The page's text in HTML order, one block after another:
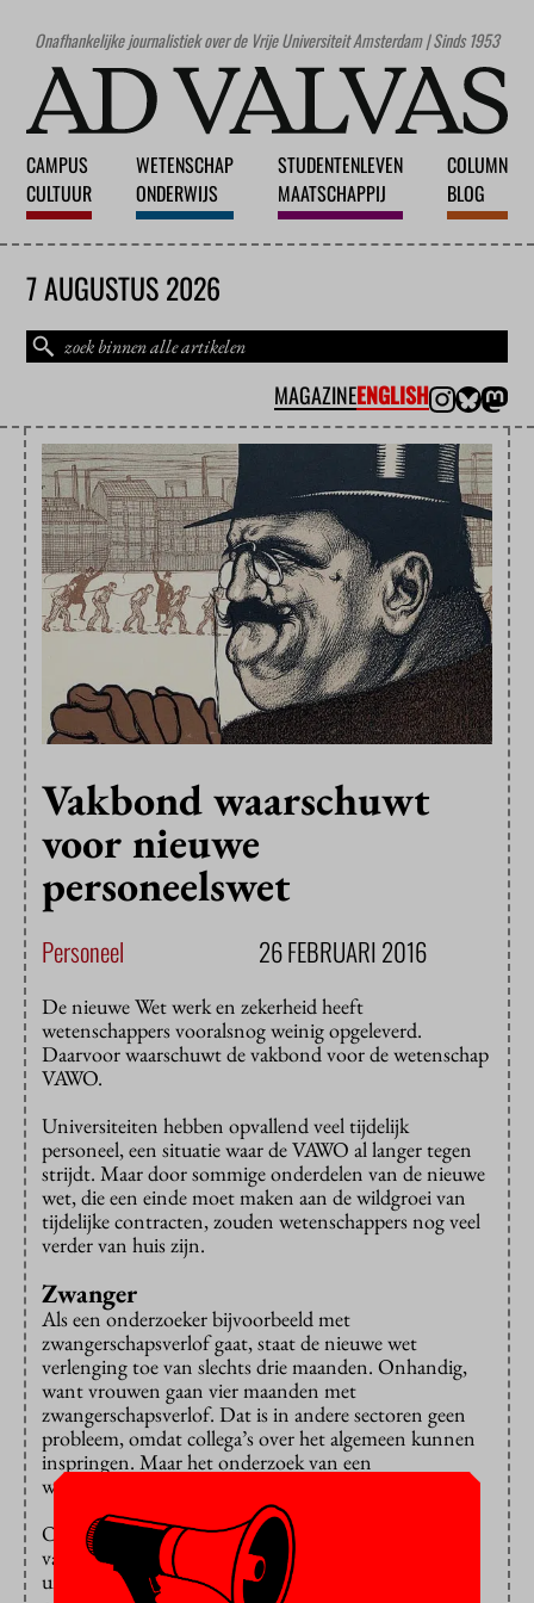
Onafhankelijke journalistiek over de Vrije Universiteit Amsterdam | Sinds 1953
CAMPUS
CULTUUR
WETENSCHAP
ONDERWIJS
STUDENTENLEVEN
MAATSCHAPPIJ
COLUMN
BLOG
7 AUGUSTUS 2026
MAGAZINEENGLISH
Vakbond waarschuwt
voor nieuwe
personeelswet
Personeel 26 FEBRUARI 2016
De nieuwe Wet werk en zekerheid heeft
wetenschappers vooralsnog weinig opgeleverd.
Daarvoor waarschuwt de vakbond voor de wetenschap
VAWO.
Universiteiten hebben opvallend veel tijdelijk
personeel, een situatie waar de VAWO al langer tegen
strijdt. Maar door sommige onderdelen van de nieuwe
wet, die een einde moet maken aan de wildgroei van
tijdelijke contracten, zouden wetenschappers nog veel
verder van huis zijn.
Zwanger
Als een onderzoeker bijvoorbeeld met
zwangerschapsverlof gaat, staat de nieuwe wet
verlenging toe van slechts drie maanden. Onhandig,
want vrouwen gaan vier maanden met
zwangerschapsverlof. Dat is in andere sectoren geen
probleem, omdat collega’s over het algemeen kunnen
inspringen. Maar het onderzoek van een
wetenschapper ligt stil als die er zelf niet is.
Ook maakt de vakbond zich zorgen over de toename
van het aantal ‘knutselcontracten’ waarmee
universiteiten de aangescherpte regels zouden